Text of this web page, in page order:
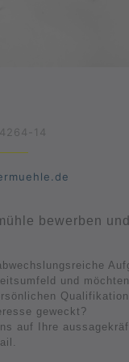
14
bewerben und
und
geweckt?
auf Ihre